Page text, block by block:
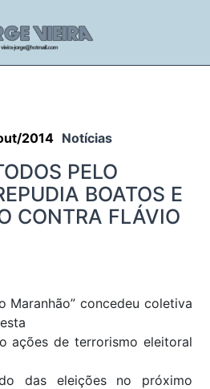
2014 Notícias
PELO
BOATOS E
CONTRA FLÁVIO
Maranhão” concedeu coletiva
ações de terrorismo eleitoral
das eleições no próximo